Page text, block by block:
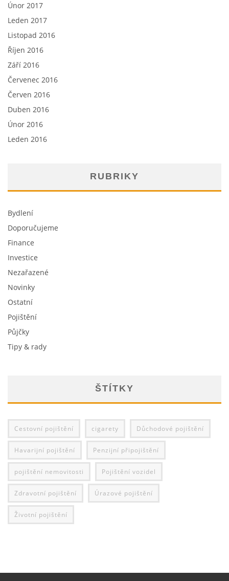
Únor 2017
Leden 2017
Listopad 2016
Říjen 2016
Září 2016
Červenec 2016
Červen 2016
Duben 2016
Únor 2016
Leden 2016
RUBRIKY
Bydlení
Doporučujeme
Finance
Investice
Nezařazené
Novinky
Ostatní
Pojištění
Půjčky
Tipy & rady
ŠTÍTKY
Cestovní pojištění cigarety Důchodové pojištění
Havarijní pojištění Penzijní připojištění
pojištění nemovitosti Pojištění vozidel
Zdravotní pojištění Úrazové pojištění
Životní pojištění